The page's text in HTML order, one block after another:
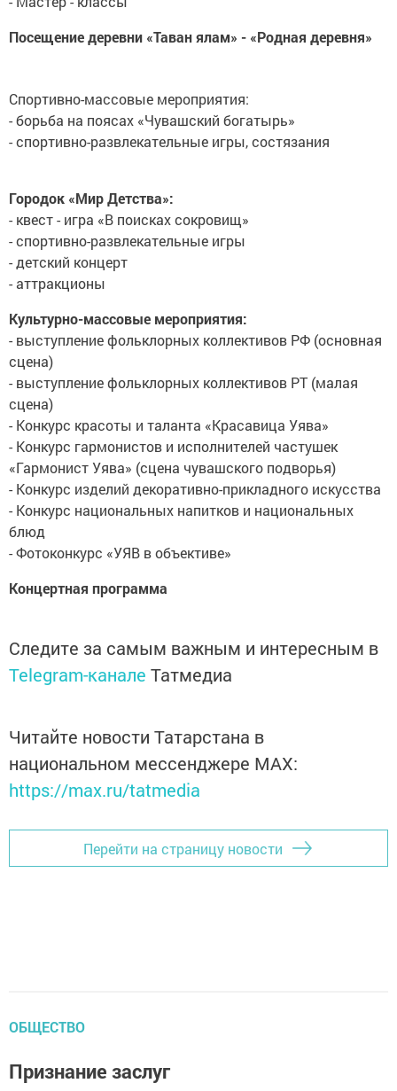
Посещение деревни «Таван ялам» - «Родная деревня»
Спортивно-массовые мероприятия:
- борьба на поясах «Чувашский богатырь»
- спортивно-развлекательные игры, состязания
Городок «Мир Детства»:
- квест - игра «В поисках сокровищ»
- спортивно-развлекательные игры
- детский концерт
- аттракционы
Культурно-массовые мероприятия:
- выступление фольклорных коллективов РФ (основная
сцена)
- выступление фольклорных коллективов РТ (малая
сцена)
- Конкурс красоты и таланта «Красавица Уява»
- Конкурс гармонистов и исполнителей частушек
«Гармонист Уява» (сцена чувашского подворья)
- Конкурс изделий декоративно-прикладного искусства
- Конкурс национальных напитков и национальных
блюд
- Фотоконкурс «УЯВ в объективе»
Концертная программа
Следите за самым важным и интересным в
Telegram-канале Татмедиа
Читайте новости Татарстана в
национальном мессенджере MАХ:
https://max.ru/tatmedia
Перейти на страницу новости
ОБЩЕСТВО
Признание заслуг